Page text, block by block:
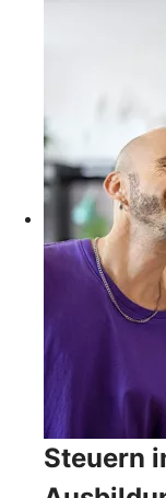
Steuern